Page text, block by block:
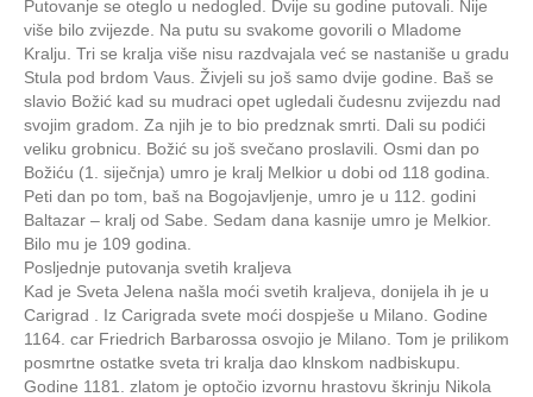
Putovanje se oteglo u nedogled. Dvije su godine putovali. Nije
više bilo zvijezde. Na putu su svakome govorili o Mladome
Kralju. Tri se kralja više nisu razdvajala već se nastaniše u gradu
Stula pod brdom Vaus. Živjeli su još samo dvije godine. Baš se
slavio Božić kad su mudraci opet ugledali čudesnu zvijezdu nad
svojim gradom. Za njih je to bio predznak smrti. Dali su podići
veliku grobnicu. Božić su još svečano proslavili. Osmi dan po
Božiću (1. siječnja) umro je kralj Melkior u dobi od 118 godina.
Peti dan po tom, baš na Bogojavljenje, umro je u 112. godini
Baltazar – kralj od Sabe. Sedam dana kasnije umro je Melkior.
Bilo mu je 109 godina.
Posljednje putovanja svetih kraljeva
Kad je Sveta Jelena našla moći svetih kraljeva, donijela ih je u
Carigrad . Iz Carigrada svete moći dospješe u Milano. Godine
1164. car Friedrich Barbarossa osvojio je Milano. Tom je prilikom
posmrtne ostatke sveta tri kralja dao klnskom nadbiskupu.
Godine 1181. zlatom je optočio izvornu hrastovu škrinju Nikola